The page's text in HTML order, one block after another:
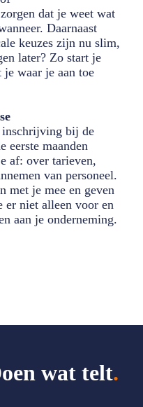
dat je weet wat
Daarnaast
keuzes zijn nu slim,
later? Zo start je
je waar je aan toe
inschrijving bij de
eerste maanden
af: over tarieven,
van personeel.
met je mee en geven
er niet alleen voor en
aan je onderneming.
wat telt.